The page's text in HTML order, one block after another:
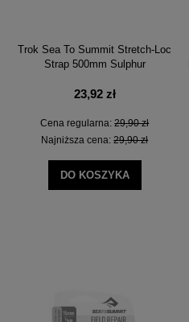
Trok Sea To Summit Stretch-Loc
Strap 500mm Sulphur
23,92 zł
Cena regularna:29,90 zł
Najniższa cena:29,90 zł
DO KOSZYKA